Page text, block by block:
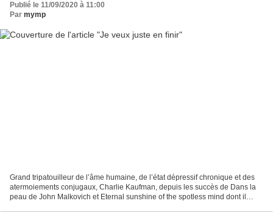
Publié le 11/09/2020 à 11:00
Par mymp
Grand tripatouilleur de l’âme humaine, de l’état dépressif chronique et des
atermoiements conjugaux, Charlie Kaufman, depuis les succès de Dans la
peau de John Malkovich et Eternal sunshine of the spotless mind dont il